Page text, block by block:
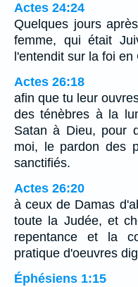
Actes 24:24
Quelques jours
femme, qui était
l'entendit sur la foi en
Actes 26:18
afin que tu leur
des ténèbres à la
Satan à Dieu, pour
moi, le pardon des
sanctifiés.
Actes 26:20
à ceux de Damas
toute la Judée, et
repentance et la
pratique d'oeuvres
Éphésiens 1:15